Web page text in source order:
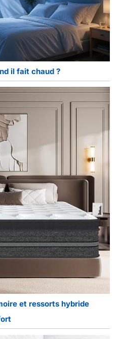
il fait chaud ?
et ressorts hybride